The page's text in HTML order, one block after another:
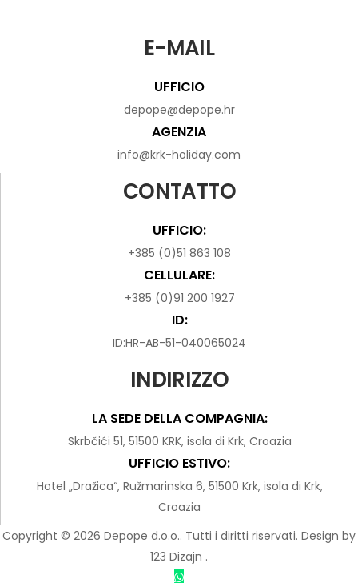
E-MAIL
UFFICIO
depope@depope.hr
AGENZIA
info@krk-holiday.com
CONTATTO
UFFICIO:
+385 (0)51 863 108
CELLULARE:
+385 (0)91 200 1927
ID:
ID:HR-AB-51-040065024
INDIRIZZO
LA SEDE DELLA COMPAGNIA:
Skrbčići 51, 51500 KRK, isola di Krk, Croazia
UFFICIO ESTIVO:
Hotel „Dražica“, Ružmarinska 6, 51500 Krk, isola di Krk,
Croazia
Copyright © 2026 Depope d.o.o.. Tutti i diritti riservati. Design by
123 Dizajn .